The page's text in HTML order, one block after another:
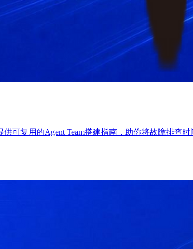
复用的Agent Team搭建指南，助你将故障排查时